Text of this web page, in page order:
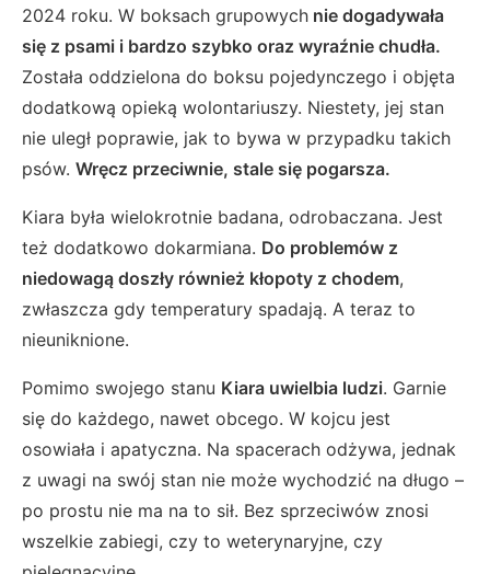
2024 roku. W boksach grupowych nie dogadywała
się z psami i bardzo szybko oraz wyraźnie chudła.
Została oddzielona do boksu pojedynczego i objęta
dodatkową opieką wolontariuszy. Niestety, jej stan
nie uległ poprawie, jak to bywa w przypadku takich
psów. Wręcz przeciwnie, stale się pogarsza.
Kiara była wielokrotnie badana, odrobaczana. Jest
też dodatkowo dokarmiana. Do problemów z
niedowagą doszły również kłopoty z chodem,
zwłaszcza gdy temperatury spadają. A teraz to
nieuniknione.
Pomimo swojego stanu Kiara uwielbia ludzi. Garnie
się do każdego, nawet obcego. W kojcu jest
osowiała i apatyczna. Na spacerach odżywa, jednak
z uwagi na swój stan nie może wychodzić na długo –
po prostu nie ma na to sił. Bez sprzeciwów znosi
wszelkie zabiegi, czy to weterynaryjne, czy